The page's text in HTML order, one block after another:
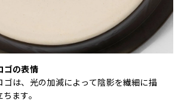
ゴの表情
は、光の加減によって陰影を繊細に描
ます。